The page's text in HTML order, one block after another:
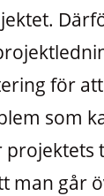
för
som
man går